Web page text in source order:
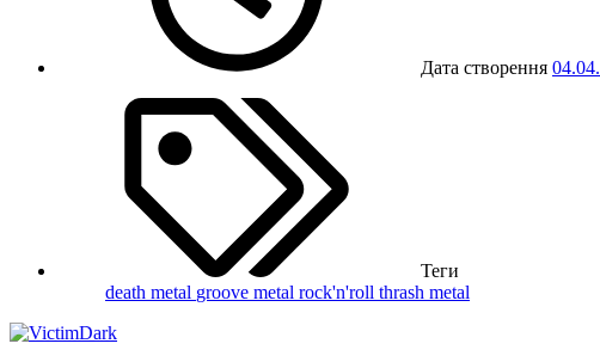
Дата створення
Теги
death metal groove metal rock'n'roll thrash metal